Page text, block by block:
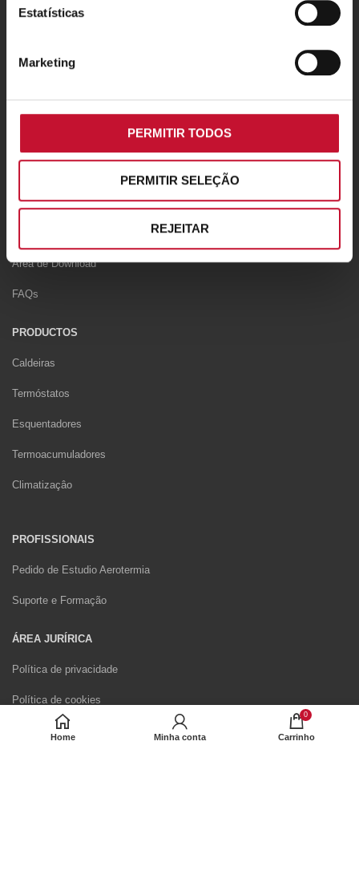
Estatísticas
Marketing
PERMITIR TODOS
PERMITIR SELEÇÃO
REJEITAR
Marca Ariston
THE CONFORT WAY
News
APOIO
Area de Download
FAQs
PRODUCTOS
Caldeiras
Termóstatos
Esquentadores
Termoacumuladores
Climatizaçâo
PROFISSIONAIS
Pedido de Estudio Aerotermia
Suporte e Formação
ÁREA JURÍRICA
Política de privacidade
Política de cookies
Resolución de litigios
Home Minha conta
0
Carrinho